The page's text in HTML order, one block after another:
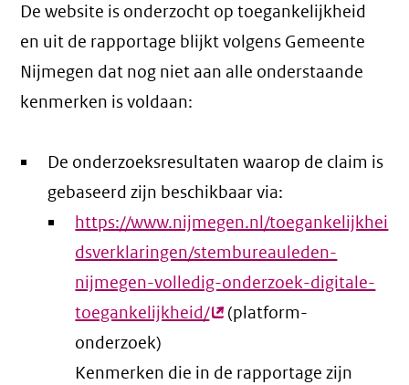
De website is onderzocht op toegankelijkheid
en uit de rapportage blijkt volgens Gemeente
Nijmegen dat nog niet aan alle onderstaande
kenmerken is voldaan:
De onderzoeksresultaten waarop de claim is
gebaseerd zijn beschikbaar via:
https://www.nijmegen.nl/toegankelijkhei
dsverklaringen/stembureauleden-
nijmegen-volledig-onderzoek-digitale-
toegankelijkheid/(externe
(platform-
onderzoek)
Kenmerken die in de rapportage zijn